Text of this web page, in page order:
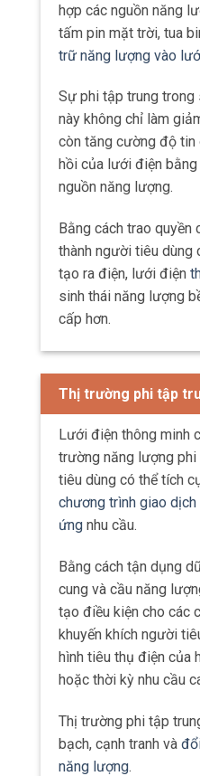
hợp các nguồn năng
tấm pin mặt trời, tua
trữ năng lượng vào
Sự phi tập trung trong
này không chỉ làm
còn tăng cường độ tin
hồi của lưới điện
nguồn năng lượng.
Bằng cách trao
thành người tiêu dùng
tạo ra điện, lưới điện
sinh thái năng lượng
cấp hơn.
Thị trường phi tập
Lưới điện thông minh
trường năng lượng
tiêu dùng có thể tích
chương trình giao
ứng nhu cầu.
Bằng cách tận dụng
cung và cầu năng
tạo điều kiện cho các
khuyến khích người
hình tiêu thụ điện của
hoặc thời kỳ nhu cầu
Thị trường phi tập
bạch, cạnh tranh và
năng lượng.